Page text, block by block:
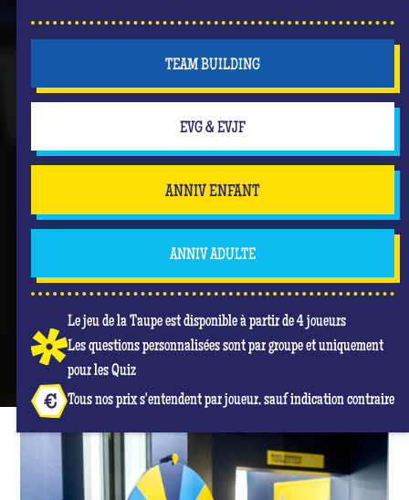
TEAM BUILDING
EVG & EVJF
ANNIV ENFANT
ANNIV ADULTE
Le jeu de la Taupe est disponible à partir de 4 joueurs
Les questions personnalisées sont par groupe et uniquement
pour les Quiz
Tous nos prix s'entendent par joueur, sauf indication contraire